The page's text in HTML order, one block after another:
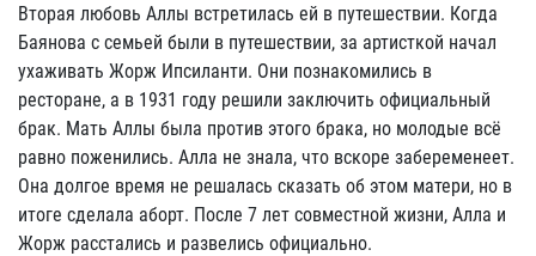
Вторая любовь Аллы встретилась ей в путешествии. Когда
Баянова с семьей были в путешествии, за артисткой начал
ухаживать Жорж Ипсиланти. Они познакомились в
ресторане, а в 1931 году решили заключить официальный
брак. Мать Аллы была против этого брака, но молодые всё
равно поженились. Алла не знала, что вскоре забеременеет.
Она долгое время не решалась сказать об этом матери, но в
итоге сделала аборт. После 7 лет совместной жизни, Алла и
Жорж расстались и развелись официально.